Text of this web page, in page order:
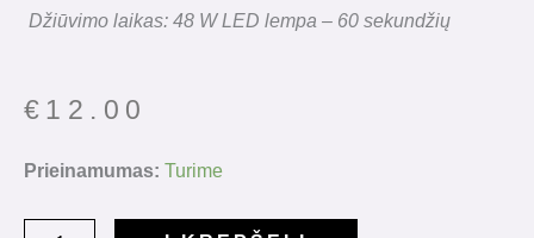
Džiūvimo laikas: 48 W LED lempa – 60 sekundžių
€ 12.00
Prieinamumas: Turime
produkto
Gelinis